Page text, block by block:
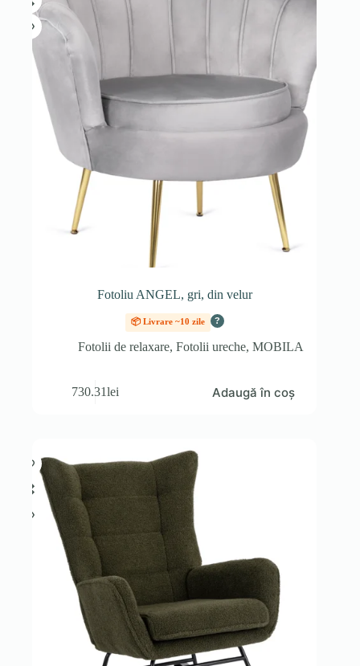
Fotoliu ANGEL, gri, din velur
📦 Livrare ~10 zile ?
Fotolii de relaxare, Fotolii ureche, MOBILA
730.31lei Adaugă în coș